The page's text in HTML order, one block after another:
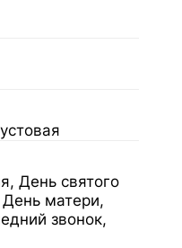
День святого
матери,
звонок,